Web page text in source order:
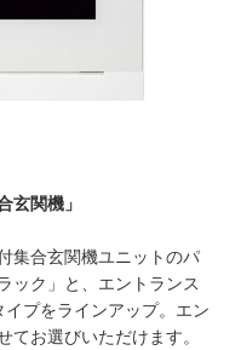
玄関機」
集合玄関機ユニットのパ
ック」と、エントランス
プをラインアップ。エン
てお選びいただけます。